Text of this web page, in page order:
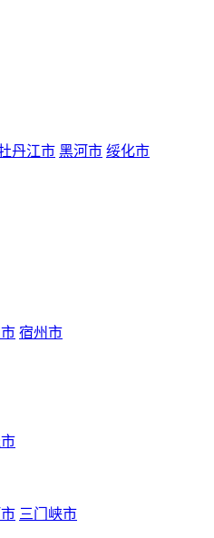
丹江市 黑河市 绥化市
宿州市
市
三门峡市